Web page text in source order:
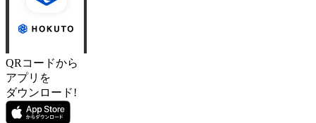
QRコードから
アプリを
ダウンロード!